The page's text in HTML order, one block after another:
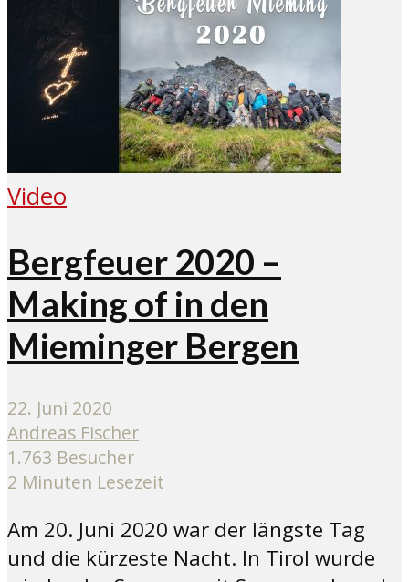
Video
Bergfeuer 2020 –
Making of in den
Mieminger Bergen
22. Juni 2020
Andreas Fischer
1.763 Besucher
2 Minuten Lesezeit
Am 20. Juni 2020 war der längste Tag
und die kürzeste Nacht. In Tirol wurde